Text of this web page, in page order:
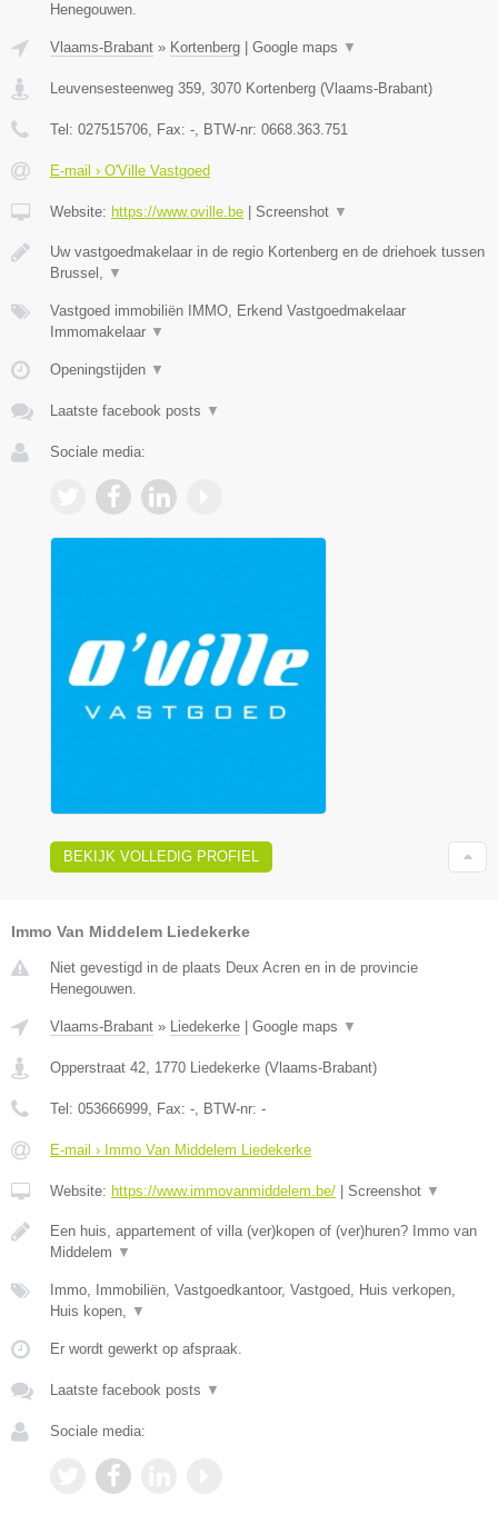
Henegouwen.
Vlaams-Brabant » Kortenberg Google maps ▼
Leuvensesteenweg 359, 3070 Kortenberg (Vlaams-Brabant)
Tel: 027515706, Fax: -, BTW-nr: 0668.363.751
E-mail › O'Ville Vastgoed
Website: https://www.oville.be Screenshot ▼
Uw vastgoedmakelaar in de regio Kortenberg en de driehoek tussen
Brussel, ▼
Vastgoed immobiliën IMMO, Erkend Vastgoedmakelaar
Immomakelaar ▼
Openingstijden ▼
Laatste facebook posts ▼
Sociale media:
BEKIJK VOLLEDIG PROFIEL
Immo Van Middelem Liedekerke
Niet gevestigd in de plaats Deux Acren en in de provincie
Henegouwen.
Vlaams-Brabant » Liedekerke Google maps ▼
Opperstraat 42 1770 Liedekerke (Vlaams-Brabant)
Tel: 053666999 , Fax: - , BTW-nr: -
E-mail › Immo Van Middelem Liedekerke
Website: https://www.immovanmiddelem.be/ Screenshot ▼
Een huis, appartement of villa (ver)kopen of (ver)huren? Immo van
Middelem ▼
Immo, Immobiliën, Vastgoedkantoor, Vastgoed, Huis verkopen,
Huis kopen,
▼
Er wordt gewerkt op afspraak.
Laatste facebook posts ▼
Sociale media: